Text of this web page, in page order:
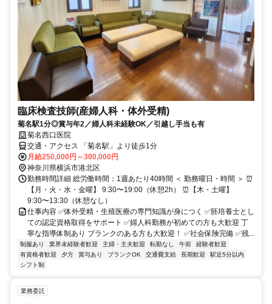
臨床検査技師(産婦人科・体外受精)
菊名駅1分◎賞与年2／婦人科未経験OK／引越し手当も有
菊名西口医院
交通・アクセス 「菊名駅」より徒歩1分
月給250,000円～300,000円
神奈川県横浜市港北区
勤務時間詳細 総労働時間：1週あたり40時間 ＜ 勤務曜日・時間 ＞ ⏰
【月・火・水・金曜】 9:30〜19:00（休憩2h） ⏰【木・土曜】
9:30〜13:30（休憩なし）
仕事内容 ✅体外受精・生殖医療の専門知識が身につく ✅胚培養士とし
ての認定資格取得をサポート ✅婦人科勤務が初めての方も大歓迎 丁
寧な指導体制あり ブランクのある方も大歓迎！ ✅社会保険完備 ✅残...
制服あり 業界未経験者歓迎 主婦・主夫歓迎 転勤なし 午前
経験者歓迎
有資格者歓迎
夕方 賞与あり ブランクOK 交通費支給 長期歓迎
駅近5分以内
シフト制
業務委託